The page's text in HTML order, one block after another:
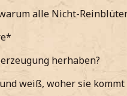
alle Nicht-
herhaben?
weiß, woher sie